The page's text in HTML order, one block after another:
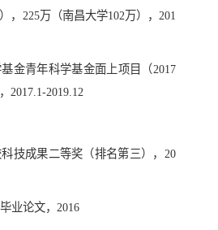
， 225万（南昌大学102 万）， 201
金青年科学基金面上项目（2017
2017.1-2019.12
技成果二等奖（排名第三）， 20
业论文， 2016